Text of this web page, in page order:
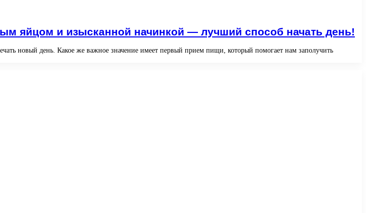
яйцом и изысканной начинкой — лучший способ начать день!
новый день. Какое же важное значение имеет первый прием пищи, который помогает нам заполучить